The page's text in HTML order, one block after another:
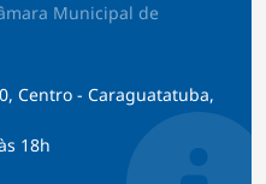
Municipal de
Centro - Caraguatatuba,
18h